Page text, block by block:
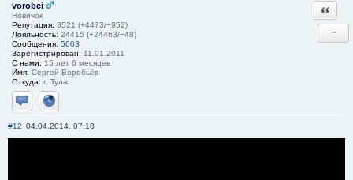
vorobei
Новичок
Репутация: 3521 (+4473/−952)
Лояльность: 24415 (+24463/−48)
Сообщения: 5003
Зарегистрирован: 11.01.2011
С нами: 15 лет 6 месяцев
Имя: Сергей Воробьёв
Откуда: г. Тула
Отправить личное сообщение
Сайт
−
#12 04.04.2014, 07:18